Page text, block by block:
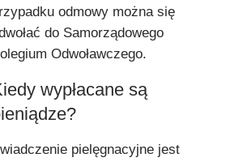
odmowy można się
do Samorządowego
Odwoławczego.
wypłacane są
pielęgnacyjne jest